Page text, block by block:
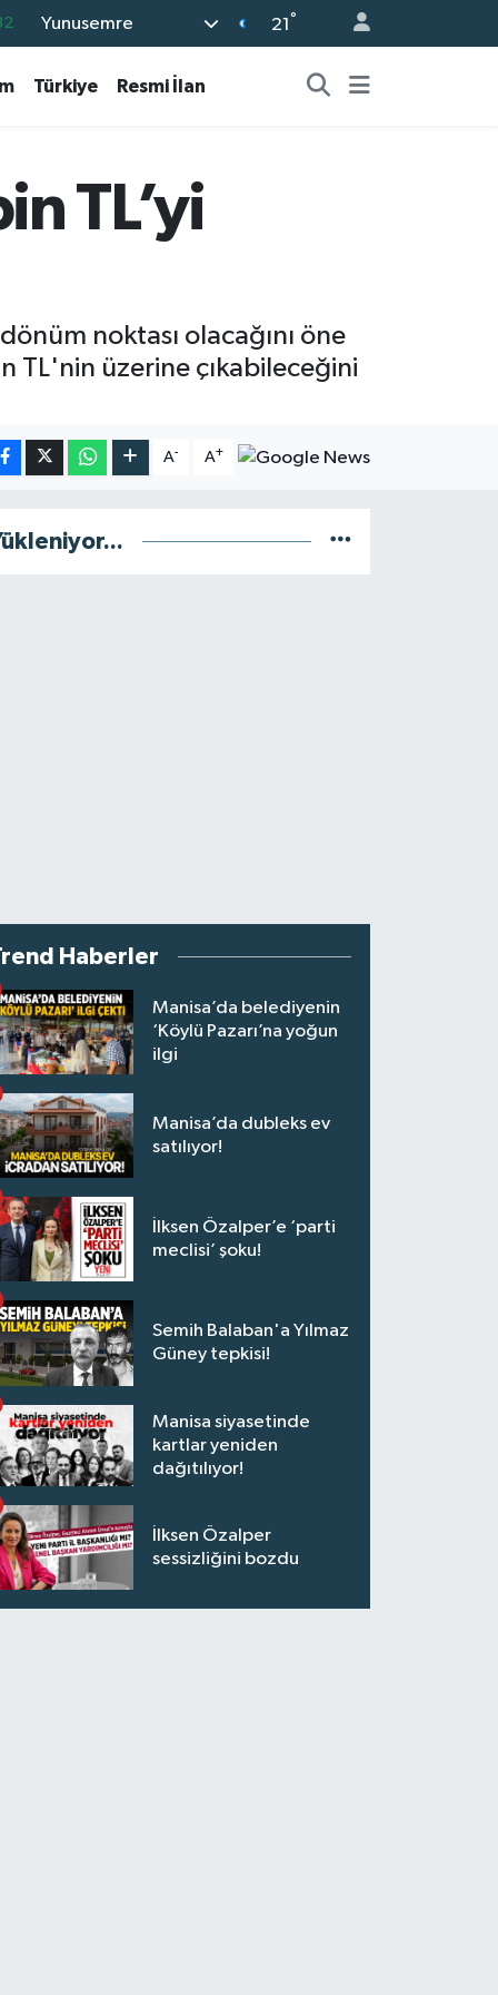
Yunusemre 21 °
Türkiye Resmi İlan
TL’yi
noktası olacağını öne
TL'nin üzerine çıkabileceğini
A- A+
Haberler
Manisa’da belediyenin
‘Köylü Pazarı’na yoğun
ilgi
Manisa’da dubleks ev
satılıyor!
İlksen Özalper’e ‘parti
meclisi’ şoku!
Semih Balaban'a Yılmaz
Güney tepkisi!
Manisa siyasetinde
kartlar yeniden
dağıtılıyor!
İlksen Özalper
sessizliğini bozdu